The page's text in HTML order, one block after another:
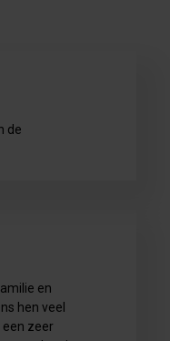
de
en
hen veel
een zeer